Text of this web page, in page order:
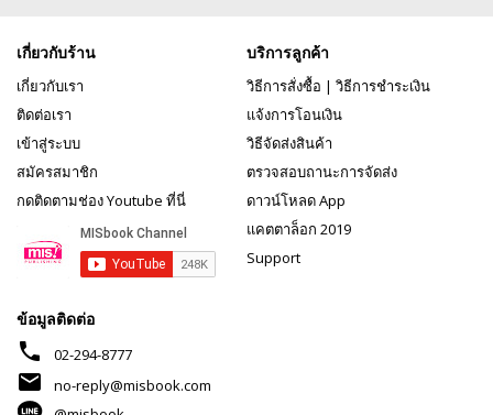
เกี่ยวกับร้าน
เกี่ยวกับเรา
ติดต่อเรา
เข้าสู่ระบบ
สมัครสมาชิก
กดติดตามช่อง Youtube ที่นี่
บริการลูกค้า
วิธีการสั่งซื้อ | วิธีการชำระเงิน
แจ้งการโอนเงิน
วิธีจัดส่งสินค้า
ตรวจสอบถานะการจัดส่ง
ดาวน์โหลด App
แคตตาล็อก 2019
Support
ข้อมูลติดต่อ
phone 02-294-8777
mail
no-reply@misbook.com